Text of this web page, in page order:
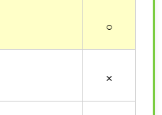
○
×